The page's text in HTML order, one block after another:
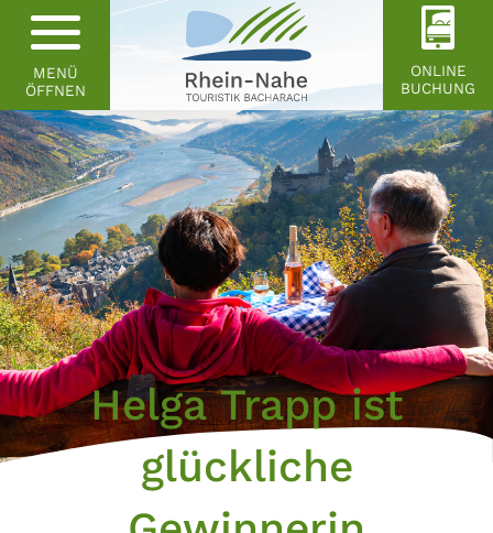
MENÜ
ÖFFNEN
ONLINE
BUCHUNG
Helga Trapp ist
glückliche